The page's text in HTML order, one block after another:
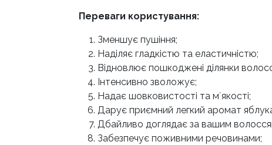
Переваги користування:
Зменшує пушіння;
Наділяє гладкістю та еластичністю;
Відновлює пошкоджені ділянки
Інтенсивно зволожує;
Надає шовковистості та мʼякості;
Дарує приємний легкий аромат
Дбайливо доглядає за вашим
Забезпечує поживними речовинами;